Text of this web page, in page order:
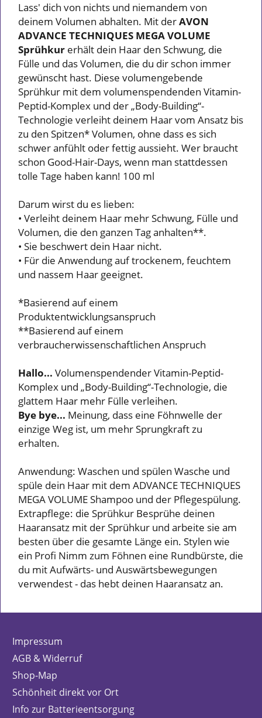
Lass' dich von nichts und niemandem von
deinem Volumen abhalten. Mit derAVON
ADVANCE TECHNIQUES MEGA VOLUME
Sprühkur erhält dein Haar den Schwung, die
Fülle und das Volumen, die du dir schon immer
gewünscht hast. Diese volumengebende
Sprühkur mit dem volumenspendenden Vitamin-
Peptid-Komplex und der „Body-Building“-
Technologie verleiht deinem Haar vom Ansatz bis
zu den Spitzen* Volumen, ohne dass es sich
schwer anfühlt oder fettig aussieht. Wer braucht
schon Good-Hair-Days, wenn man stattdessen
tolle Tage haben kann! 100 ml
Darum wirst du es lieben:
• Verleiht deinem Haar mehr Schwung, Fülle und
Volumen, die den ganzen Tag anhalten**.
• Sie beschwert dein Haar nicht.
• Für die Anwendung auf trockenem, feuchtem
und nassem Haar geeignet.
*Basierend auf einem
Produktentwicklungsanspruch
**Basierend auf einem
verbraucherwissenschaftlichen Anspruch
Hallo... Volumenspendender Vitamin-Peptid-
Komplex und „Body-Building“-Technologie, die
glattem Haar mehr Fülle verleihen.
Bye bye... Meinung, dass eine Föhnwelle der
einzige Weg ist, um mehr Sprungkraft zu
erhalten.
Anwendung: Waschen und spülen Wasche und
spüle dein Haar mit dem ADVANCE TECHNIQUES
MEGA VOLUME Shampoo und der Pflegespülung.
Extrapflege: die Sprühkur Besprühe deinen
Haaransatz mit der Sprühkur und arbeite sie am
besten über die gesamte Länge ein. Stylen wie
ein Profi Nimm zum Föhnen eine Rundbürste, die
du mit Aufwärts- und Auswärtsbewegungen
verwendest - das hebt deinen Haaransatz an.
Impressum
AGB & Widerruf
Shop-Map
Schönheit direkt vor Ort
Info zur Batterieentsorgung